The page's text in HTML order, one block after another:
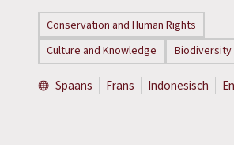
Conservation and Human Rights
Culture and Knowledge
Biodiversity
Spaans Frans Indonesisch